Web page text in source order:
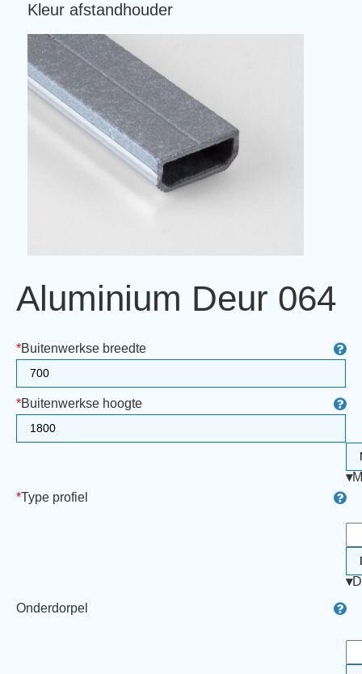
Kleur afstandhouder
Aluminium Deur 064
*Buitenwerkse breedte
*Buitenwerkse hoogte
*Type profiel
▾
Onderdorpel
▾